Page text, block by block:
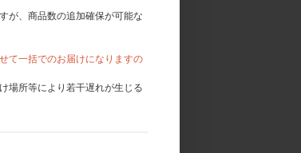
が、商品数の追加確保が可能な
て一括でのお届けになりますの
場所等により若干遅れが生じる